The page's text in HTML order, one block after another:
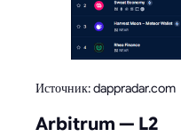
Источник: dappradar.com
Arbitrum — L2